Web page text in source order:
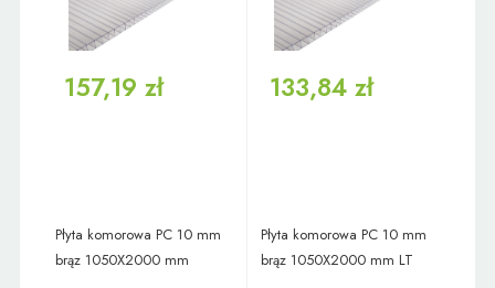
157,19 zł 133,84 zł
Płyta komorowa PC 10 mm
brąz 1050X2000 mm
Płyta komorowa PC 10 mm
brąz 1050X2000 mm LT